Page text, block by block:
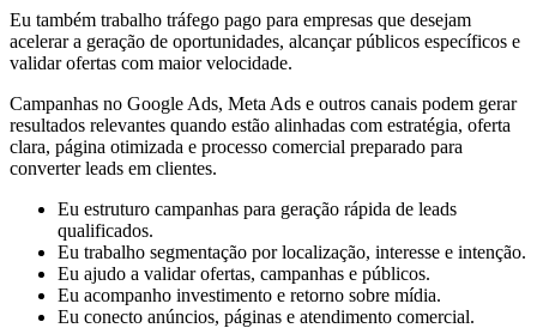
Eu também trabalho tráfego pago para empresas que desejam
acelerar a geração de oportunidades, alcançar públicos específicos e
validar ofertas com maior velocidade.
Campanhas no Google Ads, Meta Ads e outros canais podem gerar
resultados relevantes quando estão alinhadas com estratégia, oferta
clara, página otimizada e processo comercial preparado para
converter leads em clientes.
Eu estruturo campanhas para geração rápida de leads
qualificados.
Eu trabalho segmentação por localização, interesse e intenção.
Eu ajudo a validar ofertas, campanhas e públicos.
Eu acompanho investimento e retorno sobre mídia.
Eu conecto anúncios, páginas e atendimento comercial.